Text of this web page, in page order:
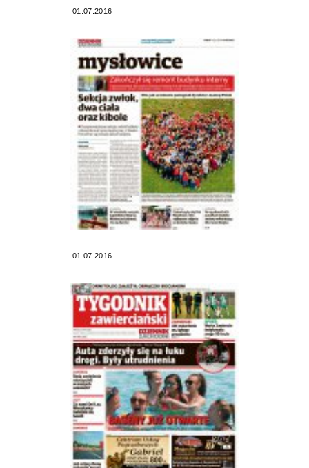
01.07.2016
01.07.2016